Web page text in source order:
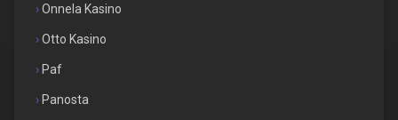
Onnela Kasino
Otto Kasino
Paf
Panosta